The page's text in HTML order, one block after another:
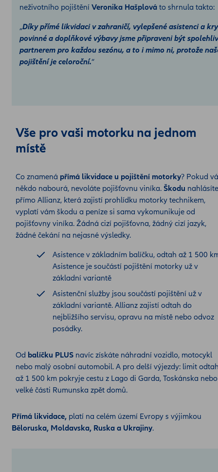
neživotního pojištění Veronika Hašplová to shrnula takto:
„Díky přímé likvidaci v zahraničí, vylepšené asistenci a
povinné a doplňkové výbavy jsme připraveni být
partnerem pro každou sezónu, a to i mimo ni, protože
pojištění je celoroční.“
Vše pro vaši motorku na jednom
místě
Co znamená přímá likvidace u pojištění motorky? Pokud
někdo nabourá, nevoláte pojišťovnu viníka. Škodu nahlásíte
přímo Allianz, která zajistí prohlídku motorky technikem,
vyplatí vám škodu a peníze si sama vykomunikuje od
pojišťovny viníka. Žádná cizí pojišťovna, žádný cizí jazyk,
žádné čekání na nejasné výsledky.
Asistence v základním balíčku, odtah až 1 500
Asistence je součástí pojištění motorky už v
základní variantě
Asistenční služby jsou součástí pojištění už v
základní variantě. Allianz zajistí odtah do
nejbližšího servisu, opravu na místě nebo odvoz
posádky.
Od balíčku PLUS navíc získáte náhradní vozidlo, motocykl
nebo malý osobní automobil. A pro delší výjezdy: limit
až 1 500 km pokryje cestu z Lago di Garda, Toskánska nebo
velké části Rumunska zpět domů.
Přímá likvidace, platí na celém území Evropy s výjimkou
Běloruska, Moldavska, Ruska a Ukrajiny.